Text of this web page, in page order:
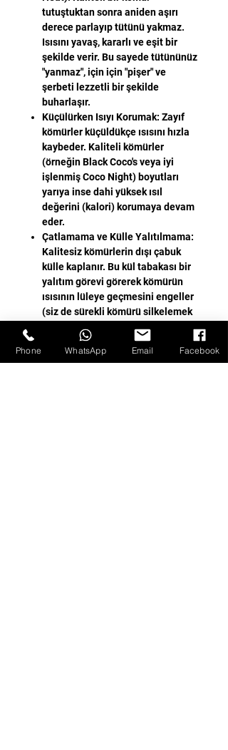
tutuştuktan sonra aniden aşırı
derece parlayıp tütünü yakmaz.
Isısını yavaş, kararlı ve eşit bir
şekilde verir. Bu sayede tütününüz
"yanmaz", için için "pişer" ve
şerbeti lezzetli bir şekilde
buharlaşır.
Küçülürken Isıyı Korumak: Zayıf
kömürler küçüldükçe ısısını hızla
kaybeder. Kaliteli kömürler
(örneğin Black Coco's veya iyi
işlenmiş Coco Night) boyutları
yarıya inse dahi yüksek ısıl
değerini (kalori) korumaya devam
eder.
Çatlamama ve Külle Yalıtılmama:
Kalitesiz kömürlerin dışı çabuk
külle kaplanır. Bu kül tabakası bir
yalıtım görevi görerek kömürün
ısısının lüleye geçmesini engeller
(siz de sürekli kömürü silkelemek
zorunda kalırsınız). Kaliteli kömür
ince ve az kül bıraktığı için ısı
doğrudan lüleye/folyoya aktarılır.
Phone WhatsApp Email Facebook